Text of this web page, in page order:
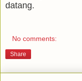
datang.
No comments:
Share